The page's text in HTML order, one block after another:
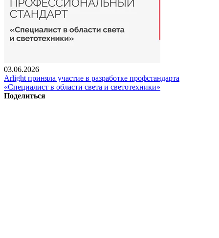
03.06.2026
Arlight приняла участие в разработке профстандарта
«Специалист в области света и светотехники»
Поделиться